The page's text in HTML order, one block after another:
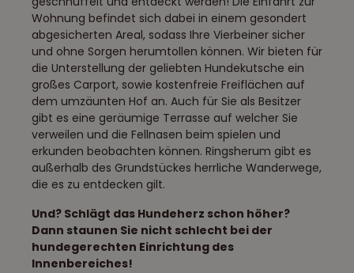
Wohnung befindet sich dabei in einem gesondert
abgesicherten Areal, sodass Ihre Vierbeiner sicher
und ohne Sorgen herumtollen können. Wir bieten für
die Unterstellung der geliebten Hundekutsche ein
großes Carport, sowie kostenfreie Freiflächen auf
dem umzäunten Hof an. Auch für Sie als Besitzer
gibt es eine geräumige Terrasse auf welcher Sie
verweilen und die Fellnasen beim spielen und
erkunden beobachten können. Ringsherum gibt es
außerhalb des Grundstückes herrliche Wanderwege,
die es zu entdecken gilt.
Und? Schlägt das Hundeherz schon höher?
Dann staunen Sie nicht schlecht bei der
hundegerechten Einrichtung des
Innenbereiches!